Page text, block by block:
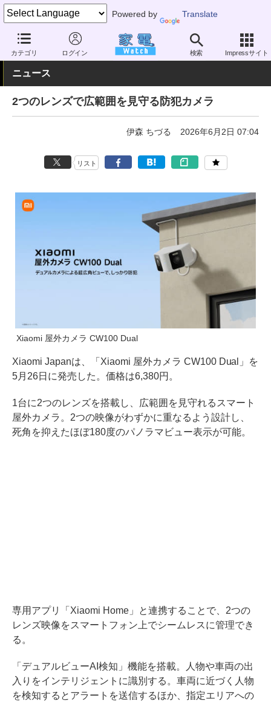
Powered by Translate
カテゴリ ログイン 検索 Impressサイト
家電 Watch エネルギー IoT スマートハウス
ニュース
2つのレンズで広範囲を見守る防犯カメラ
伊森 ちづる 2026年6月2日 07:04
リスト
Xiaomi 屋外カメラ CW100 Dual
Xiaomi Japanは、「Xiaomi 屋外カメラ CW100 Dual」を
5月26日に発売した。価格は6,380円。
1台に2つのレンズを搭載し、広範囲を見守れるスマート
屋外カメラ。2つの映像がわずかに重なるよう設計し、
死角を抑えたほぼ180度のパノラマビュー表示が可能。
専用アプリ「Xiaomi Home」と連携することで、2つの
レンズ映像をスマートフォン上でシームレスに管理でき
る。
「デュアルビューAI検知」機能を搭載。人物や車両の出
入りをインテリジェントに識別する。車両に近づく人物
を検知するとアラートを送信するほか、指定エリアへの